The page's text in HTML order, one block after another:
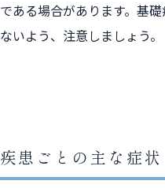
である場合があります。基
ないよう、注意しましょう。
疾患ごとの主な症状